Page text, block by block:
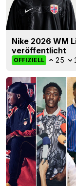
Nike 2026 WM
veröffentlicht
OFFIZIELL 25